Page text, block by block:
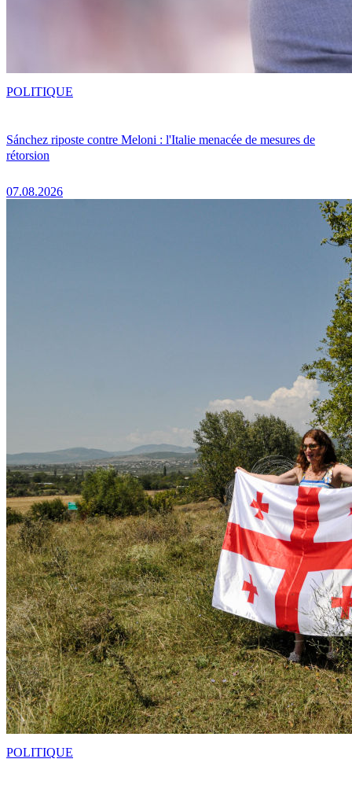
Sánchez riposte contre Meloni : l'Italie menacée de mesures de
rétorsion
07.08.2026
POLITIQUE
POLITIQUE